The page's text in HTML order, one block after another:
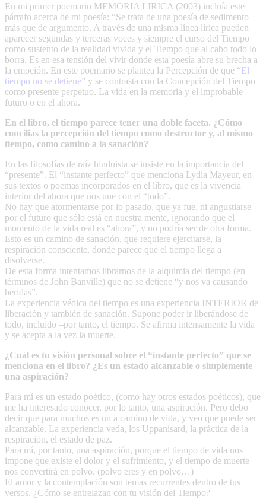
En mi primer poemario MEMORIA LIRICA (2003) incluía este
párrafo acerca de mi poesía: “Se trata de una poesía de sedimento
más que de argumento. A través de una misma línea lírica pueden
aparecer segundas y terceras voces y siempre el curso del Tiempo
como sustento de la realidad vivida y el Tiempo que al cabo todo lo
borra. Es en esa tensión del vivir donde esta poesía abre su brecha a
la emoción. En este poemario se plantea la Percepción de que “El
tiempo no se detiene” y se contrasta con la Concepción del Tiempo
como presente perpetuo. La vida en la memoria y el improbable
futuro o en el ahora.
En el libro, el tiempo parece tener una doble faceta. ¿Cómo
concilias la percepción del tiempo como destructor y, al mismo
tiempo, como camino a la sanación?
En las filosofías de raíz hinduista se insiste en la importancia del
“presente”. El “instante perfecto” que menciona Lydia Mayeur, en
sus textos o poemas incorporados en el libro, que es la vivencia
interior del ahora que nos une con el “todo”.
No hay que atormentarse por lo pasado, que ya fue, ni angustiarse
por el futuro que sólo está en nuestra mente, ignorando que el
momento de la vida real es “ahora”, y no podría ser de otra forma.
Esto es un camino de sanación, que requiere ejercitarse, la
respiración consciente, donde parece que el tiempo llega a
disolverse.
De esta forma intentamos librarnos de la alquimia del tiempo (en
términos de John Banville) que no se detiene “y nos va causando
heridas”.
La experiencia védica del tiempo es una experiencia INTERIOR de
liberación y también de sanación. Supone poder ir liberándose de
todo, incluido –por tanto, el tiempo. Se afirma intensamente la vida
y se acepta a la vez la muerte.
¿Cuál es tu visión personal sobre el “instante perfecto” que se
menciona en el libro? ¿Es un estado alcanzable o simplemente
una aspiración?
Para mí es un estado poético, (como hay otros estados poéticos), que
me ha interesado conocer, por lo tanto, una aspiración. Pero debo
decir que para muchos es un a camino de vida, y veo que puede ser
alcanzable. La experiencia veda, los Uppanisard, la práctica de la
respiración, el estado de paz.
Para mí, por tanto, una aspiración, porque el tiempo de vida nos
impone que existe el dolor y el sufrimiento, y el tiempo de muerte
nos convertirá en polvo. (polvo eres y en polvo…)
El amor y la contemplación son temas recurrentes dentro de tus
versos. ¿Cómo se entrelazan con tu visión del Tiempo?